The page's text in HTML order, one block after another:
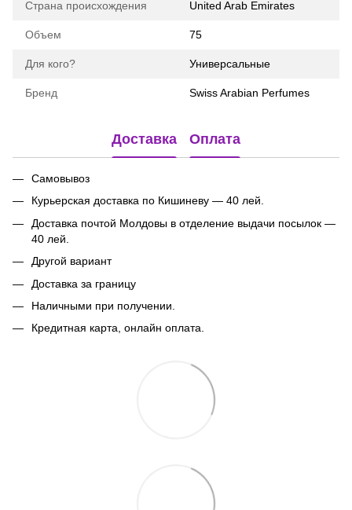
Страна происхождения United Arab Emirates
Объем 75
Для кого? Универсальные
Бренд Swiss Arabian Perfumes
Доставка Оплата
Самовывоз
Курьерская доставка по Кишиневу — 40 лей.
Доставка почтой Молдовы в отделение выдачи посылок —
40 лей.
Другой вариант
Доставка за границу
Наличными при получении.
Кредитная карта, онлайн оплата.